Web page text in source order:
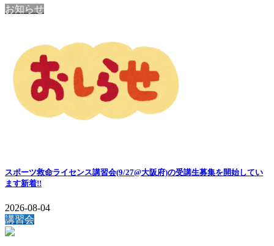
お知らせ
スポーツ救命ライセンス講習会(9/27@大阪府)の受講生募集を開始してい
ます新着!!
2026-08-04
講習会